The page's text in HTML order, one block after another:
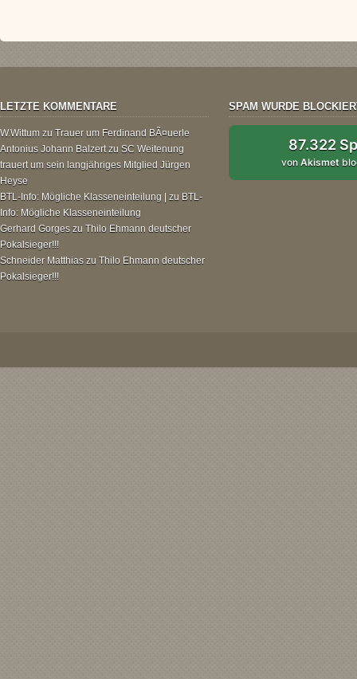
LETZTE KOMMENTARE
W.Wittum zu Trauer um Ferdinand BÃ¤uerle
Antonius Johann Balzertzu SC Weitenung
trauert um sein langjähriges Mitglied Jürgen
Heyse
BTL-Info: Mögliche Klasseneinteilung | zu BTL-
Info: Mögliche Klasseneinteilung
Gerhard Gorges zu Thilo Ehmann deutscher
Pokalsieger!!!
Schneider Matthias zu Thilo Ehmann deutscher
Pokalsieger!!!
SPAM WURDE
87.322
vonAkismet